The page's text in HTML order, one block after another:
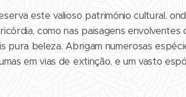
este valioso património cultural,
como nas paisagens envolventes
pura beleza. Abrigam numerosas
em vias de extinção, e um vasto